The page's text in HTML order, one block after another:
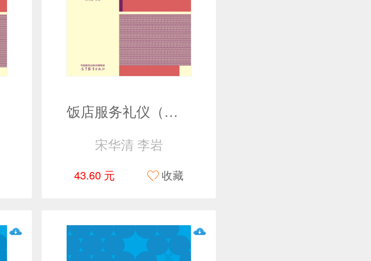
饭店服务礼仪（第二版）
宋华清 李岩
43.60 元 收藏